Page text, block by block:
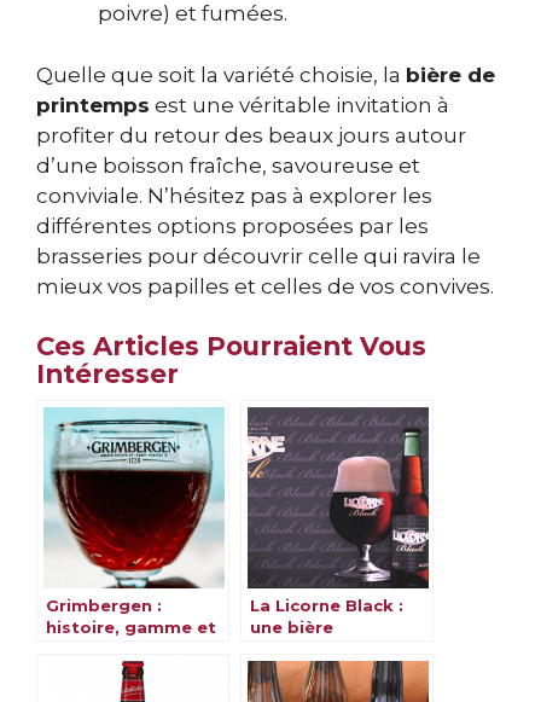
poivre) et fumées.
Quelle que soit la variété choisie, la bière de
printemps est une véritable invitation à
profiter du retour des beaux jours autour
d’une boisson fraîche, savoureuse et
conviviale. N’hésitez pas à explorer les
différentes options proposées par les
brasseries pour découvrir celle qui ravira le
mieux vos papilles et celles de vos convives.
Ces Articles Pourraient Vous
Intéresser
Grimbergen :
histoire, gamme et
La Licorne Black :
une bière
magique